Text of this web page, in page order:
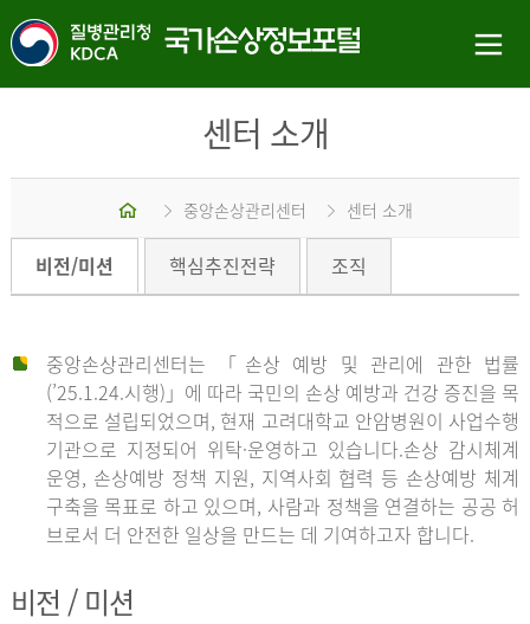
센터 소개
중앙손상관리센터 센터 소개
비전/미션 핵심추진전략 조직
중앙손상관리센터는 「손상 예방 및 관리에 관한 법률
(’25.1.24.시행)」에 따라 국민의 손상 예방과 건강 증진을 목
적으로 설립되었으며, 현재 고려대학교 안암병원이 사업수행
기관으로 지정되어 위탁·운영하고 있습니다.손상 감시체계
운영, 손상예방 정책 지원, 지역사회 협력 등 손상예방 체계
구축을 목표로 하고 있으며, 사람과 정책을 연결하는 공공 허
브로서 더 안전한 일상을 만드는 데 기여하고자 합니다.
비전 / 미션